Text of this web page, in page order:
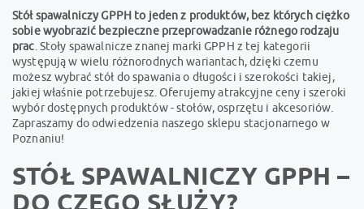
Stół spawalniczy GPPH to jeden z produktów, bez których ciężko
sobie wyobrazić bezpieczne przeprowadzanie różnego rodzaju
prac. Stoły spawalnicze znanej marki GPPH z tej kategorii
występują w wielu różnorodnych wariantach, dzięki czemu
możesz wybrać stół do spawania o długości i szerokości takiej,
jakiej właśnie potrzebujesz. Oferujemy atrakcyjne ceny i szeroki
wybór dostępnych produktów - stołów, osprzętu i akcesoriów.
Zapraszamy do odwiedzenia naszego sklepu stacjonarnego w
Poznaniu!
STÓŁ SPAWALNICZY GPPH –
DO CZEGO SŁUŻY?